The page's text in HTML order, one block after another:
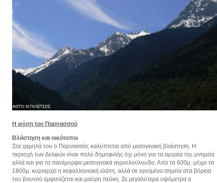
Η φύση του Παρνασσού
Βλάστηση και οικότοποι
Στα χαμηλά του ο Παρνασσός καλύπτεται από μεσογειακή βλάστηση. Η
περιοχή των Δελφών είναι πολύ δημοφιλής όχι μόνο για τα αρχαία της μνημεία
αλλά και για τα πανέμορφα μεσογειακά αγριολούλουδα. Από τα 600μ. μέχρι τα
1800μ. κυριαρχεί η κεφαλληνιακή ελάτη, αλλά σε ορισμένα σημεία στα βόρεια
του βουνού εμφανίζεται και μαύρη πεύκη. Σε μεγαλύτερα υψόμετρα ο